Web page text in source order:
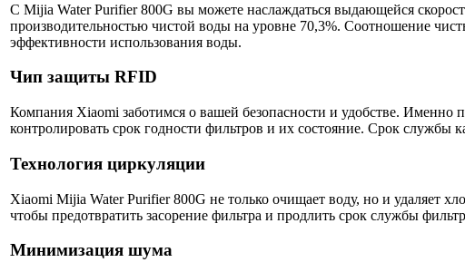
С Mijia Water Purifier 800G вы можете наслаждаться выдающейся
производительностью чистой воды на уровне 70,3%. Соотношение
эффективности использования воды.
Чип защиты RFID
Компания Xiaomi заботимся о вашей безопасности и удобстве.
контролировать срок годности фильтров и их состояние. Срок службы
Технология циркуляции
Xiaomi Mijia Water Purifier 800G не только очищает воду, но и удаляет
чтобы предотвратить засорение фильтра и продлить срок службы
Минимизация шума